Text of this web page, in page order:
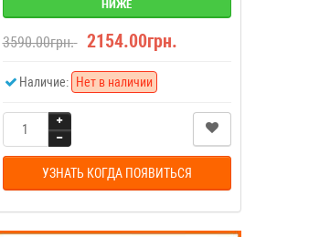
НИЖЕ
3590.00грн. 2154.00грн.
Наличие: Нет в наличии
УЗНАТЬ КОГДА ПОЯВИТЬСЯ